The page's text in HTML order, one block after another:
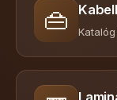
👜